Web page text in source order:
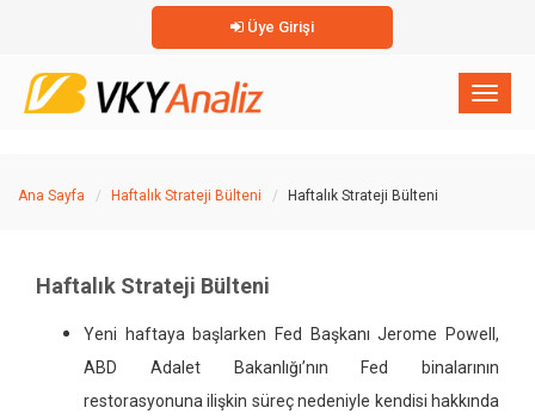
Üye Girişi
×
Ana Sayfa Haftalık Strateji Bülteni Haftalık Strateji Bülteni
Haftalık Strateji Bülteni
Yeni haftaya başlarken Fed Başkanı Jerome Powell,
ABD Adalet Bakanlığı’nın Fed binalarının
restorasyonuna ilişkin süreç nedeniyle kendisi hakkında